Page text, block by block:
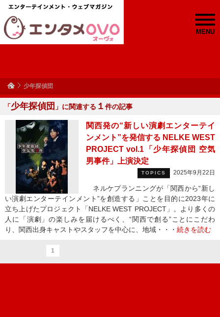
MENU
少年探偵団
「少年探偵団 」に関連する １ 件の記事
関西発の“新しい演劇エンターテイ
ンメント”を発信する NELKE WEST
PROJECT vol.1「少年探偵団 空気
男事件」上演決定
TOPICS 2025年9月22日
ネルケプランニングが「関西から“新し
い演劇エンターテインメント”を創造する」ことを目的に2023年に
立ち上げたプロジェクト「NELKE WEST PROJECT」。より多くの
人に「演劇」の楽しみを届けるべく、“関西で創る”ことにこだわ
り、関西出身キャストやスタッフを中心に、地域・・・ 続きを読む
1